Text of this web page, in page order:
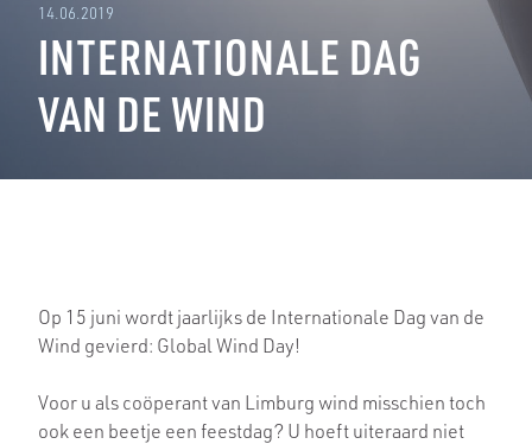
14.06.2019
INTERNATIONALE DAG
VAN DE WIND
Op 15 juni wordt jaarlijks de Internationale Dag van de
Wind gevierd: Global Wind Day!
Voor u als coöperant van Limburg wind misschien toch
ook een beetje een feestdag? U hoeft uiteraard niet